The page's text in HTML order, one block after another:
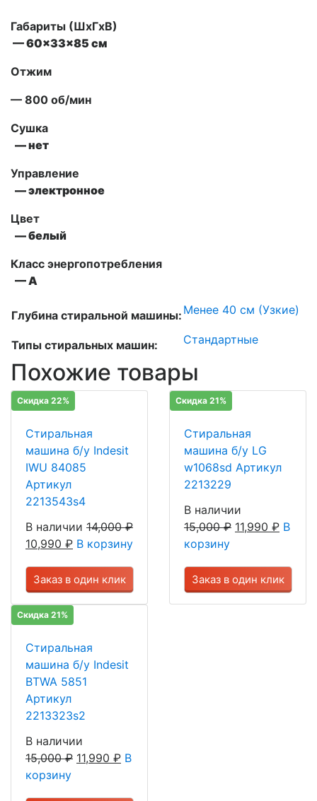
Габариты (ШxГxВ)
— 60x33x85 см
Отжим
— 800 об/мин
Сушка
— нет
Управление
— электронное
Цвет
— белый
Класс энергопотребления
— А
Глубина стиральной машины: Менее 40 см (Узкие)
Типы стиральных машин: Стандартные
Похожие товары
Скидка 22%
Стиральная
машина б/у Indesit
IWU 84085
Артикул
2213543s4
В наличии 14,000₽
10,990 ₽ В корзину
Заказ в один клик
Скидка 21%
Стиральная
машина б/у LG
w1068sd Артикул
2213229
В наличии
15,000₽ 11,990 ₽ В
корзину
Заказ в один клик
Скидка 21%
Стиральная
машина б/у Indesit
BTWA 5851
Артикул
2213323s2
В наличии
15,000₽ 11,990 ₽ В
корзину